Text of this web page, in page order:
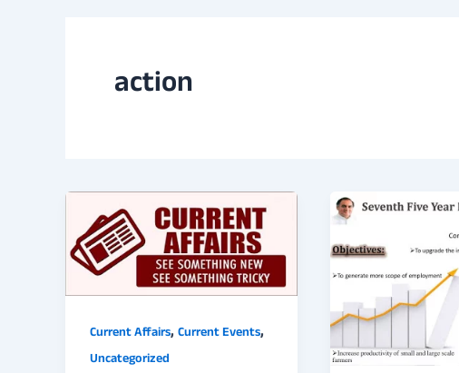
action
Current Affairs, Current Events,
Uncategorized